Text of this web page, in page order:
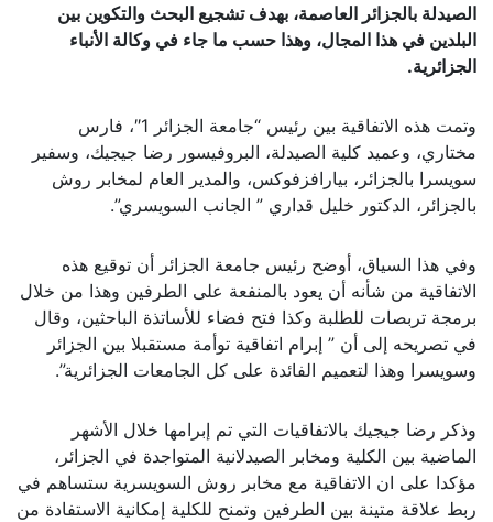
الصيدلة بالجزائر العاصمة، بهدف تشجيع البحث والتكوين بين
البلدين في هذا المجال، وهذا حسب ما جاء في وكالة الأنباء
الجزائرية.
وتمت هذه الاتفاقية بين رئيس “جامعة الجزائر 1″، فارس
مختاري، وعميد كلية الصيدلة، البروفيسور رضا جيجيك، وسفير
سويسرا بالجزائر، بيارافزفوكس، والمدير العام لمخابر روش
بالجزائر، الدكتور خليل قداري ” الجانب السويسري”.
وفي هذا السياق، أوضح رئيس جامعة الجزائر أن توقيع هذه
الاتفاقية من شأنه أن يعود بالمنفعة على الطرفين وهذا من خلال
برمجة تربصات للطلبة وكذا فتح فضاء للأساتذة الباحثين، وقال
في تصريحه إلى أن ” إبرام اتفاقية توأمة مستقبلا بين الجزائر
وسويسرا وهذا لتعميم الفائدة على كل الجامعات الجزائرية”.
وذكر رضا جيجيك بالاتفاقيات التي تم إبرامها خلال الأشهر
الماضية بين الكلية ومخابر الصيدلانية المتواجدة في الجزائر،
مؤكدا على ان الاتفاقية مع مخابر روش السويسرية ستساهم في
ربط علاقة متينة بين الطرفين وتمنح للكلية إمكانية الاستفادة من